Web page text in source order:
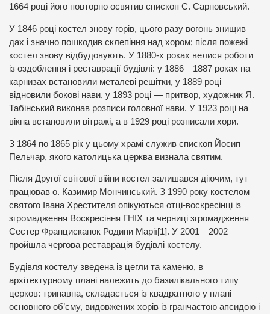
1664 році його повторно освятив єпископ С. Сарновський.
У 1846 році костел знову горів, цього разу вогонь знищив
дах і значно пошкодив склепіння над хором; після пожежі
костел знову відбудовують. У 1880-х роках велися роботи
із оздоблення і реставрації будівлі: у 1886—1887 роках на
карнизах встановили металеві решітки, у 1889 році
відновили бокові нави, у 1893 році — притвор, художник Я.
Табінський виконав розписи головної нави. У 1923 році на
вікна встановили вітражі, а в 1929 році розписали хори.
З 1864 по 1865 рік у цьому храмі служив єпископ Йосип
Пельчар, якого католицька церква визнала святим.
Після Другої світової війни костел залишався діючим, тут
працював о. Казимир Мончинський. З 1990 року костелом
святого Івана Хрестителя опікуються отці-воскресінці із
згромадження Воскресіння ГНІХ та черниці згромадження
Сестер Францисканок Родини Марії[1]. У 2001—2002
пройшла чергова реставрація будівлі костелу.
Будівля костелу зведена із цегли та каменю, в
архітектурному плані належить до базилікального типу
церков: тринавна, складається із квадратного у плані
основного об’єму, видовжених хорів із гранчастою апсидою і